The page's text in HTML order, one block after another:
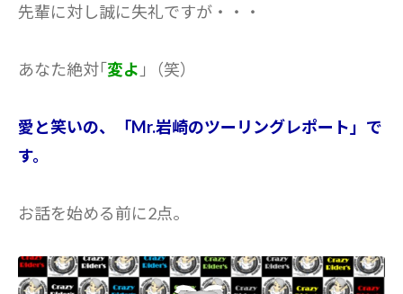
先輩に対し誠に失礼ですが・・・
あなた絶対｢変よ ｣（笑）
愛と笑いの、「Mr.岩崎のツーリングレポート」で
す。
お話を始める前に2点。